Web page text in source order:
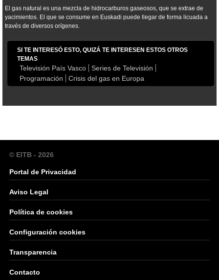
El gas natural es una mezcla de hidrocarburos gaseosos, que se extrae de
yacimientos. El que se consume en Euskadi puede llegar de forma licuada a
través de diversos orígenes.
SI TE INTERESÓ ESTO, QUIZÁ TE INTERESEN ESTOS OTROS
TEMAS
Televisión País Vasco
Series de Televisión
Programación
Crisis del gas en Europa
© EITB - 2026
Portal de Privacidad
Aviso Legal
Política de cookies
Configuración cookies
Transparencia
Contacto